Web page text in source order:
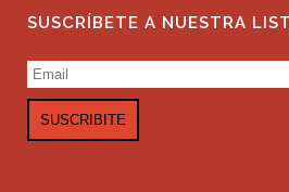
SUSCRÍBETE A NUESTRA